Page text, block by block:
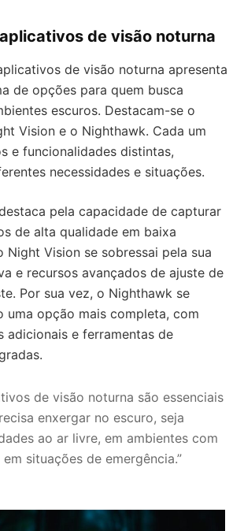
de visão noturna
de visão noturna apresenta
de opções para quem busca
escuros. Destacam-se o
Vision e o Nighthawk. Cada um
e funcionalidades distintas,
necessidades e situações.
pela capacidade de capturar
de alta qualidade em baixa
Night Vision se sobressai pela sua
e recursos avançados de ajuste de
Por sua vez, o Nighthawk se
uma opção mais completa, com
adicionais e ferramentas de
de visão noturna são essenciais
enxergar no escuro, seja
ao ar livre, em ambientes com
situações de emergência.”